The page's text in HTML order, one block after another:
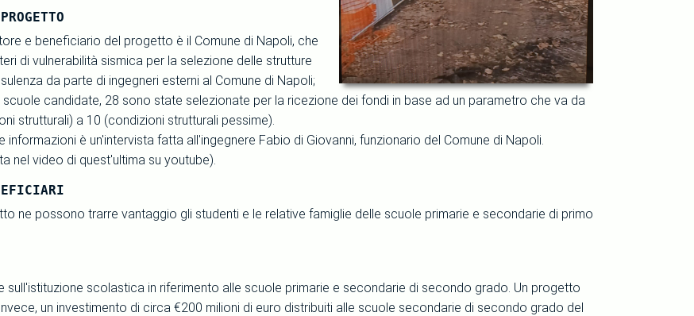
e beneficiario del progetto è il Comune di Napoli, che
di vulnerabilità sismica per la selezione delle strutture
da parte di ingegneri esterni al Comune di Napoli;
scuole candidate, 28 sono state selezionate per la ricezione dei fondi in base ad un parametro che va da
strutturali) a 10 (condizioni strutturali pessime).
informazioni è un'intervista fatta all'ingegnere Fabio di Giovanni, funzionario del Comune di Napoli.
nel video di quest'ultima su youtube).
ne possono trarre vantaggio gli studenti e le relative famiglie delle scuole primarie e secondarie di primo
sull'istituzione scolastica in riferimento alle scuole primarie e secondarie di secondo grado. Un progetto
un investimento di circa €200 milioni di euro distribuiti alle scuole secondarie di secondo grado del